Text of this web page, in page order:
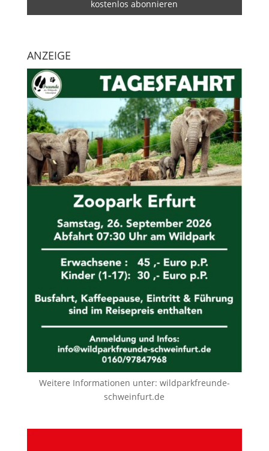
ANZEIGE
Weitere Informationen unter: wildparkfreunde-
schweinfurt.de